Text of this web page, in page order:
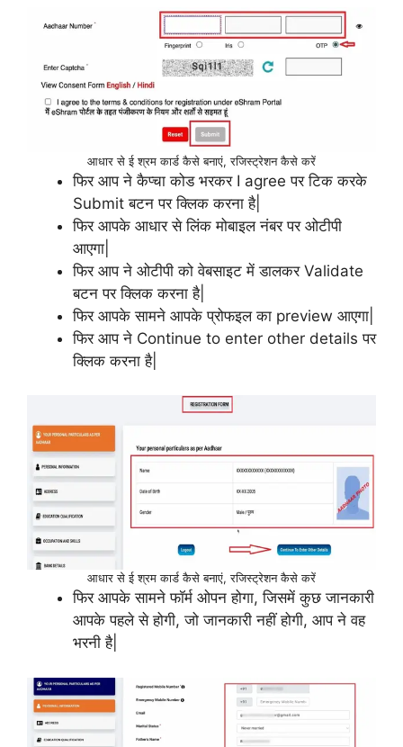
आधार से ई श्रम कार्ड कैसे बनाएं, रजिस्ट्रेशन कैसे करें
फिर आप ने कैप्चा कोड भरकर I agree पर टिक करके
Submit बटन पर क्लिक करना है|
फिर आपके आधार से लिंक मोबाइल नंबर पर ओटीपी
आएगा|
फिर आप ने ओटीपी को वेबसाइट में डालकर Validate
बटन पर क्लिक करना है|
फिर आपके सामने आपके प्रोफइल का preview आएगा|
फिर आप ने Continue to enter other details पर
क्लिक करना है|
आधार से ई श्रम कार्ड कैसे बनाएं, रजिस्ट्रेशन कैसे करें
फिर आपके सामने फॉर्म ओपन होगा, जिसमें कुछ जानकारी
आपके पहले से होगी, जो जानकारी नहीं होगी, आप ने वह
भरनी है|